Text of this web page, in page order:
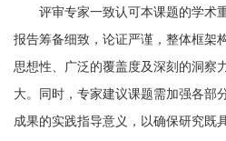
评审专家一致认可本课题的学术
报告筹备细致 ，论证严谨，整体框架
思想性、广泛的覆盖度及深刻的洞察
大。同时，专家建议课题需加强各部
成果的实践指导意义，以确保研究既